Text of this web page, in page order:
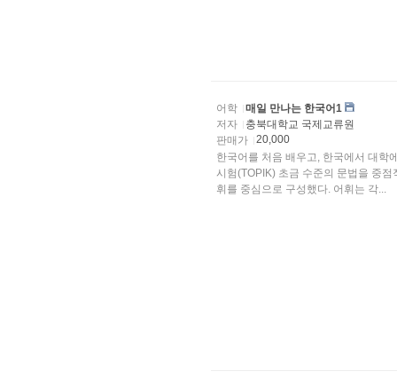
어학
매일 만나는 한국어1
저자
충북대학교 국제교류원
판매가
20,000
한국어를 처음 배우고, 한국에서 대학
시험(TOPIK) 초금 수준의 문법을 중
휘를 중심으로 구성했다. 어휘는 각...